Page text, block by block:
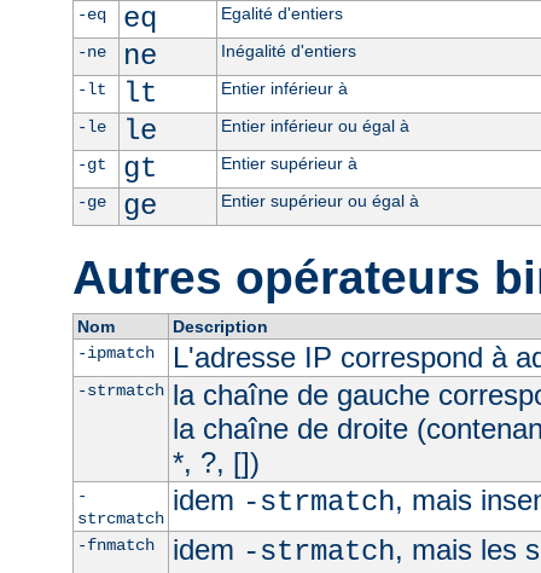
-eq
eq
Egalité d'entiers
-ne
ne
Inégalité d'entiers
-lt
lt
Entier inférieur à
-le
le
Entier inférieur ou égal à
-gt
gt
Entier supérieur à
-ge
ge Entier supérieur ou égal à
Autres opérateurs
Nom
Description
-ipmatch
L'adresse IP correspond à
-strmatch la chaîne de gauche
la chaîne de droite
*, ?, [])
-
strcmatch
idem -strmatch, mais
-fnmatch idem -strmatch, mais les